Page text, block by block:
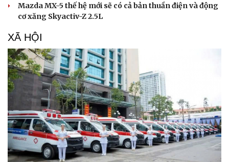
Lịch thi đấu bóng đá
Thế giới thể thao
Hậu trường
Xe máy
Mazda MX-5 thế hệ mới sẽ có cả bản thuần điện và động
cơ xăng Skyactiv-Z 2.5L
XÃ HỘI